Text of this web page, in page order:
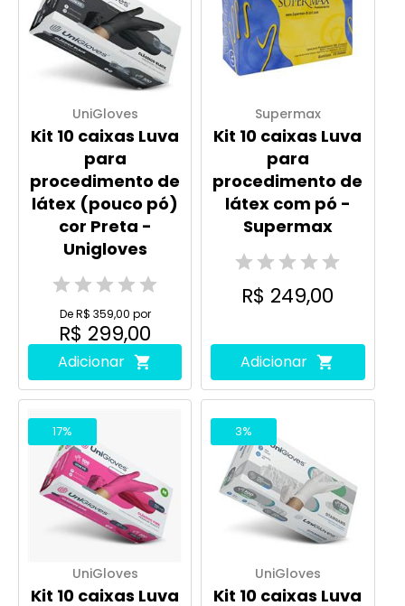
UniGloves
Kit 10 caixas Luva
para
procedimento de
látex (pouco pó)
cor Preta -
Unigloves
De R$ 359,00 por
R$ 299,00
Adicionar
Supermax
Kit 10 caixas Luva
para
procedimento de
látex com pó -
Supermax
R$ 249,00
Adicionar
17%
UniGloves
3%
UniGloves